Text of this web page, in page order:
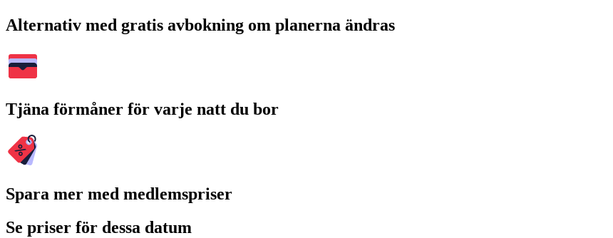
Alternativ med gratis avbokning om planerna ändras
Tjäna förmåner för varje natt du bor
Spara mer med medlemspriser
Se priser för dessa datum